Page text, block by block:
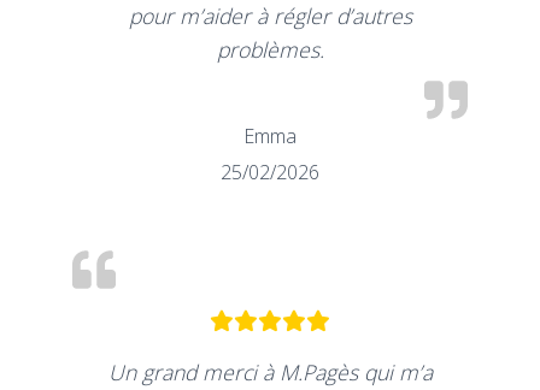
pour m’aider à régler d’autres
problèmes.
Emma
25/02/2026
Un grand merci à M.Pagès qui m’a